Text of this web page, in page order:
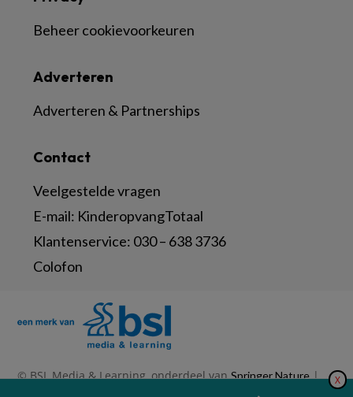
Contact
Veelgestelde vragen
E-mail: KinderopvangTotaal
Klantenservice: 030 – 638 3736
Colofon
Adverteren
Adverteren & Partnerships
Beheer cookievoorkeuren
© BSL Media & Learning, onderdeel vanSpringer Nature| X